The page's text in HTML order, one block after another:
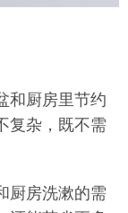
和厨房里节约
复杂，既不需
厨房洗漱的需